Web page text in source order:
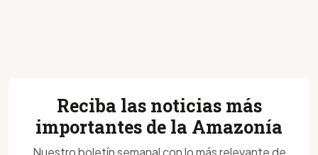
Reciba las noticias más
importantes de la Amazonía